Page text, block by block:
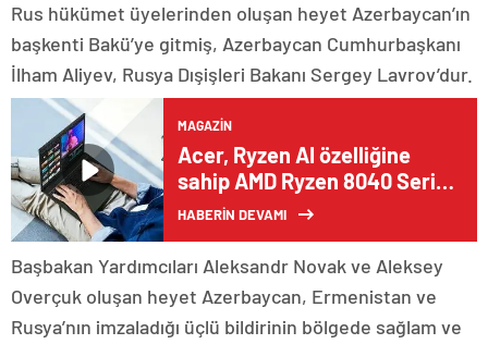
Rus hükümet üyelerinden oluşan heyet Azerbaycan’ın
başkenti Bakü’ye gitmiş, Azerbaycan Cumhurbaşkanı
İlham Aliyev, Rusya Dışişleri Bakanı Sergey Lavrov’dur.
MAGAZIN
Acer, Ryzen AI özelliğine
sahip AMD Ryzen 8040 Serisi
İşlemcilerle Donatılan Yeni
Bilgisayarlarını Satışa Sundu
HABERİN DEVAMI
Başbakan Yardımcıları Aleksandr Novak ve Aleksey
Overçuk oluşan heyet Azerbaycan, Ermenistan ve
Rusya’nın imzaladığı üçlü bildirinin bölgede sağlam ve